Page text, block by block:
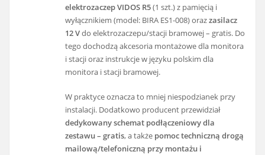
elektrozaczep VIDOS R5(1 szt.) z pamięcią i
wyłącznikiem (model: BIRA ES1-008) orazzasilacz
12 Vdo elektrozaczepu/stacji bramowej – gratis. Do
tego dochodzą akcesoria montażowe dla monitora
i stacji oraz instrukcje w języku polskim dla
monitora i stacji bramowej.
W praktyce oznacza to mniej niespodzianek przy
instalacji. Dodatkowo producent przewidział
dedykowany schemat podłączeniowy dla
zestawu – gratis, a także pomoc techniczną drogą
mailową/telefoniczną przy montażu i